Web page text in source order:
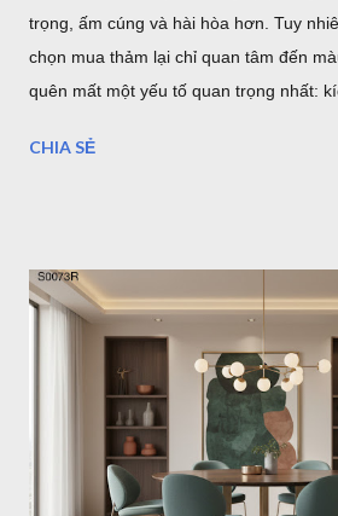
trọng, ấm cúng và hài hòa hơn. Tuy
chọn mua thảm lại chỉ quan tâm đến
quên mất một yếu tố quan trọng nhất:
cân đối. Ngược lại, thảm quá lớn có thể
phòng và phong cách nội thất, giúp
thảm phù hợp nhất. Cách Chọn Kích
Khách Chuẩn Theo Từng Loại Sofa
sao kích thước thảm phòng khách lại
kế nội thất, thảm không chỉ có tác dụng
vai trò kết nối toàn bộ khu vực tiếp
kích thước phù hợp sẽ tạo cảm giác cân
CHIA SẺ